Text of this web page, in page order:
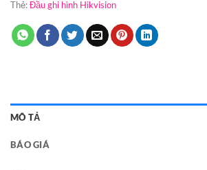
Thẻ:Đầu ghi hình Hikvision
MÔ TẢ
BÁO GIÁ